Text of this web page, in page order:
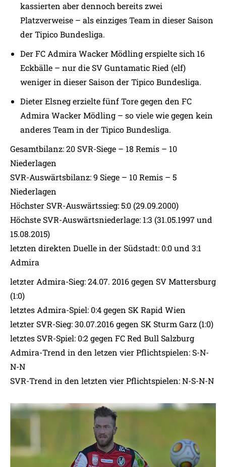
kassierten aber dennoch bereits zwei
Platzverweise – als einziges Team in dieser Saison
der Tipico Bundesliga.
Der FC Admira Wacker Mödling erspielte sich 16
Eckbälle – nur die SV Guntamatic Ried (elf)
weniger in dieser Saison der Tipico Bundesliga.
Dieter Elsneg erzielte fünf Tore gegen den FC
Admira Wacker Mödling – so viele wie gegen kein
anderes Team in der Tipico Bundesliga.
Gesamtbilanz: 20 SVR-Siege – 18 Remis – 10
Niederlagen
SVR-Auswärtsbilanz: 9 Siege – 10 Remis – 5
Niederlagen
Höchster SVR-Auswärtssieg: 5:0 (29.09.2000)
Höchste SVR-Auswärtsniederlage: 1:3 (31.05.1997 und
15.08.2015)
letzten direkten Duelle in der Südstadt: 0:0 und 3:1
Admira
letzter Admira-Sieg: 24.07. 2016 gegen SV Mattersburg
(1:0)
letztes Admira-Spiel: 0:4 gegen SK Rapid Wien
letzter SVR-Sieg: 30.07.2016 gegen SK Sturm Garz (1:0)
letztes SVR-Spiel: 0:2 gegen FC Red Bull Salzburg
Admira-Trend in den letzen vier Pflichtspielen: S-N-
N-N
SVR-Trend in den letzten vier Pflichtspielen: N-S-N-N